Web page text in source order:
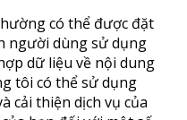
có thể được đặt
người dùng sử dụng
dữ liệu về nội dung
tôi có thể sử dụng
cải thiện dịch vụ của